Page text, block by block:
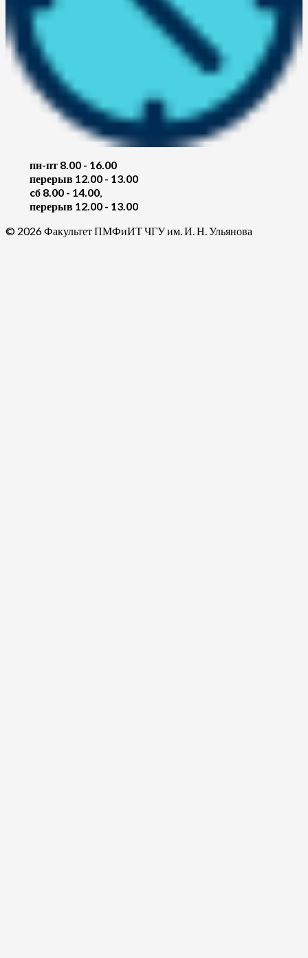
пн-пт 8.00 - 16.00
перерыв 12.00 - 13.00
cб 8.00 - 14.00,
перерыв 12.00 - 13.00
© 2026 Факультет ПМФиИТ ЧГУ им. И. Н. Ульянова